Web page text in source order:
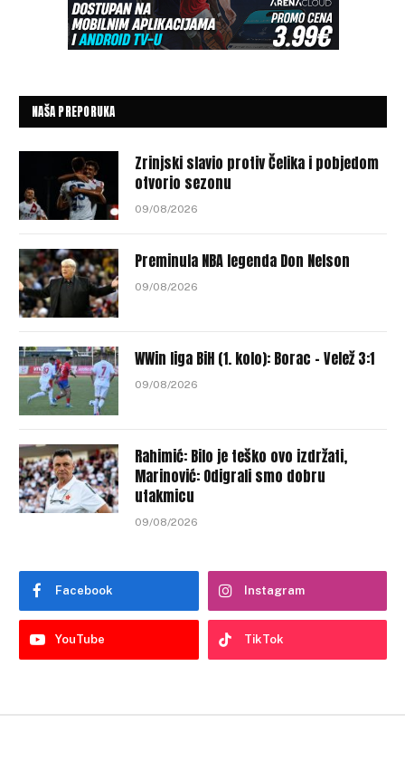
NAŠA PREPORUKA
Zrinjski slavio protiv Čelika i pobjedom
otvorio sezonu
09/08/2026
Preminula NBA legenda Don Nelson
09/08/2026
WWin liga BiH (1. kolo): Borac – Velež 3:1
09/08/2026
Rahimić: Bilo je teško ovo izdržati,
Marinović: Odigrali smo dobru
utakmicu
09/08/2026
Facebook Instagram
YouTube TikTok